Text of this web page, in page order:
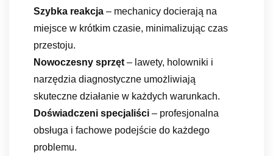
Szybka reakcja – mechanicy docierają na
miejsce w krótkim czasie, minimalizując czas
przestoju.
Nowoczesny sprzęt – lawety, holowniki i
narzędzia diagnostyczne umożliwiają
skuteczne działanie w każdych warunkach.
Doświadczeni specjaliści – profesjonalna
obsługa i fachowe podejście do każdego
problemu.